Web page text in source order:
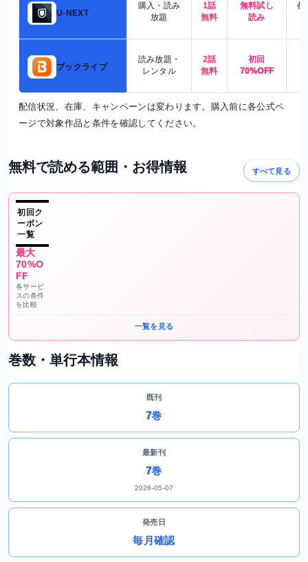
U-NEXT
購入・読み
放題
1話
無料
無料試し
読み
都
ブックライブ
読み放題・
レンタル
2話
無料
初回
70%OFF
配信状況、在庫、キャンペーンは変わります。購入前に各公式ペ
ージで対象作品と条件を確認してください。
無料で読める範囲・お得情報 すべて見る
初回ク
ーポン
一覧
最大
70%O
FF
各サービ
スの条件
を比較
一覧を見る
巻数・単行本情報
既刊
7巻
最新刊
7巻
2026-05-07
発売日
毎月確認